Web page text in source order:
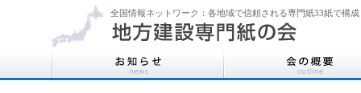
全国情報ネットワーク：各地域で信頼される専門紙33紙で構成